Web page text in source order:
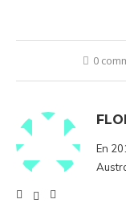
0
En